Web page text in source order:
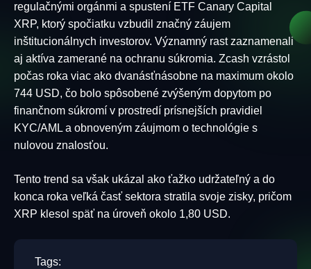
regulačnými orgánmi a spustení ETF Canary Capital
XRP, ktorý spočiatku vzbudil značný záujem
inštitucionálnych investorov. Významný rast zaznamenali
aj aktíva zamerané na ochranu súkromia. Zcash vzrástol
počas roka viac ako dvanásťnásobne na maximum okolo
744 USD, čo bolo spôsobené zvýšeným dopytom po
finančnom súkromí v prostredí prísnejších pravidiel
KYC/AML a obnoveným záujmom o technológie s
nulovou znalosťou.
Tento trend sa však ukázal ako ťažko udržateľný a do
konca roka veľká časť sektora stratila svoje zisky, pričom
XRP klesol späť na úroveň okolo 1,80 USD.
Tags: